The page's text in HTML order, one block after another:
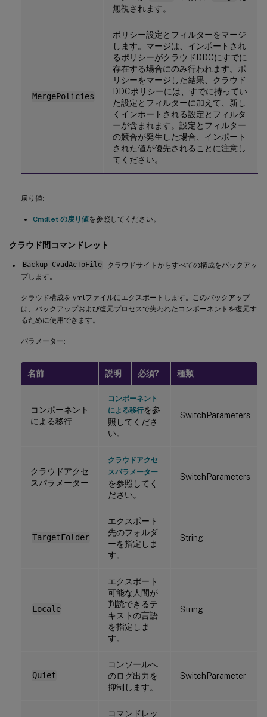
無視されます。
MergePolicies
ポリシー設定とフィルターをマージ
します。マージは、インポートされ
るポリシーがクラウドDDCにすでに
存在する場合にのみ行われます。ポ
リシーをマージした結果、クラウド
DDCポリシーには、すでに持ってい
た設定とフィルターに加えて、新し
くインポートされる設定とフィルタ
ーが含まれます。設定とフィルター
の競合が発生した場合、インポート
された値が優先されることに注意し
てください。
戻り値:
Cmdlet の戻り値を参照してください。
クラウド間コマンドレット
Backup-CvadAcToFile - クラウドサイトからすべての構成をバックアッ
プします。
クラウド構成を.ymlファイルにエクスポートします。このバックアップ
は、バックアップおよび復元プロセスで失われたコンポーネントを復元す
るために使用できます。
パラメーター:
名前 説明 必須? 種類
コンポーネント
による移行
コンポーネント
による移行を参
照してくださ
い。
SwitchParameters
クラウドアクセ
スパラメーター
クラウドアクセ
スパラメーター
を参照してく
ださい。
SwitchParameters
TargetFolder
エクスポート
先のフォルダ
ーを指定しま
す。
String
Locale
エクスポート
可能な人間が
判読できるテ
キストの言語
を指定しま
す。
String
Quiet
コンソールへ
のログ出力を
抑制します。
SwitchParameter
コマンドレッ